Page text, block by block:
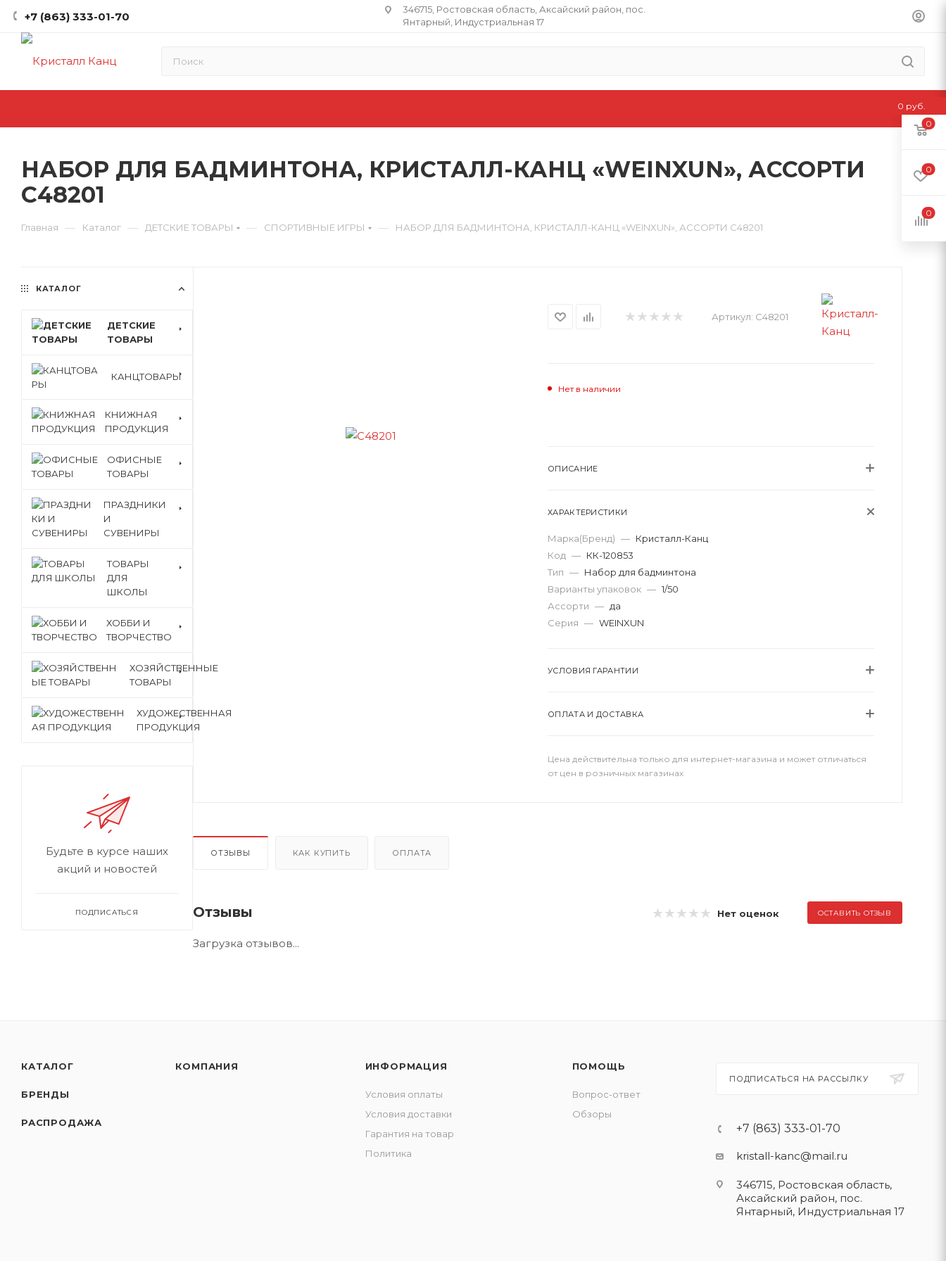
+7 (863) 333-01-70
346715, Ростовская область​, Аксайский район, пос.
Янтарный, Индустриальная 17
НАБОР ДЛЯ БАДМИНТОНА, КРИСТАЛЛ-КАНЦ «WEINXUN», АССОРТИ
C48201
Главная — Каталог — ДЕТСКИЕ ТОВАРЫ — СПОРТИВНЫЕ ИГРЫ — НАБОР ДЛЯ БАДМИНТОНА, КРИСТАЛЛ-КАНЦ «WEINXUN», АССОРТИ C48201
Артикул: C48201
Нет в наличии
ОПИСАНИЕ
ХАРАКТЕРИСТИКИ
Марка(Бренд) — Кристалл-Канц
Код — КК-120853
Тип — Набор для бадминтона
Варианты упаковок — 1/50
Ассорти — да
Серия — WEINXUN
УСЛОВИЯ ГАРАНТИИ
ОПЛАТА И ДОСТАВКА
Цена действительна только для интернет-магазина и может отличаться
от цен в розничных магазинах
ОТЗЫВЫ КАК КУПИТЬ ОПЛАТА
Отзывы Нет оценок ОСТАВИТЬ ОТЗЫВ
Загрузка отзывов...
КАТАЛОГ
ДЕТСКИЕ
ТОВАРЫ
КАНЦТОВАРЫ
КНИЖНАЯ
ПРОДУКЦИЯ
ОФИСНЫЕ
ТОВАРЫ
ПРАЗДНИКИ
И
СУВЕНИРЫ
ТОВАРЫ
ДЛЯ
ШКОЛЫ
ХОББИ И
ТВОРЧЕСТВО
ХОЗЯЙСТВЕННЫЕ
ТОВАРЫ
ХУДОЖЕСТВЕННАЯ
ПРОДУКЦИЯ
Будьте в курсе наших
акций и новостей
ПОДПИСАТЬСЯ
КАТАЛОГ
БРЕНДЫ
РАСПРОДАЖА
КОМПАНИЯ ИНФОРМАЦИЯ
Условия оплаты
Условия доставки
Гарантия на товар
Политика
ПОМОЩЬ
Вопрос-ответ
Обзоры
ПОДПИСАТЬСЯ НА РАССЫЛКУ
+7 (863) 333-01-70
kristall-kanc@mail.ru
346715, Ростовская область​,
Аксайский район, пос.
Янтарный, Индустриальная 17
0
0
0
0 руб.